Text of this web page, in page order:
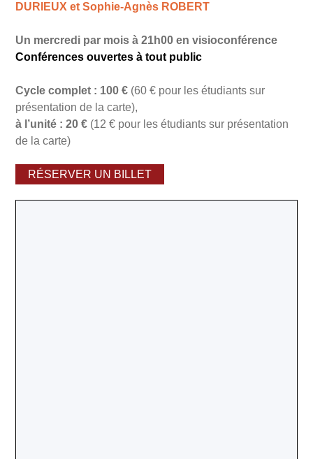
DURIEUX et Sophie-Agnès ROBERT
Un mercredi par mois à 21h00 en visioconférence
Conférences ouvertes à tout public
Cycle complet : 100 € (60 € pour les étudiants sur
présentation de la carte),
à l’unité : 20 € (12 € pour les étudiants sur présentation
de la carte)
RÉSERVER UN BILLET